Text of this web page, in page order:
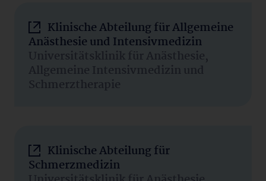
Klinische Abteilung für Allgemeine
Anästhesie und Intensivmedizin
Universitätsklinik für Anästhesie,
Allgemeine Intensivmedizin und
Schmerztherapie
Klinische Abteilung für
Schmerzmedizin